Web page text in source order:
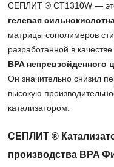
СЕПЛИТ ® CT1310W —
гелевая
матрицы сополимеров
разработанной в
BPA непревзойденного
Он значительно снизил
высокую
катализатором.
СЕПЛИТ ®
производства BPA